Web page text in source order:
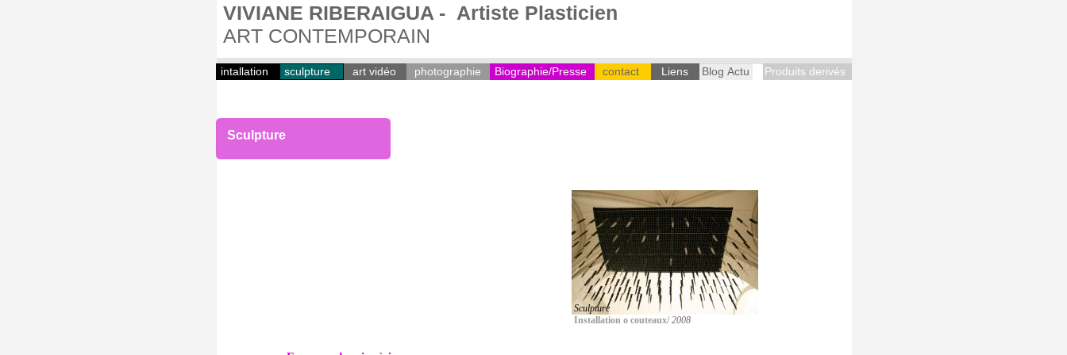
Sculpture
Installation o couteaux/ 2008
Sculpture
Liens
contact
Biographie/Presse
art vidéo
intallation Produits derivés
photographie
sculpture Blog Actu
VIVIANE RIBERAIGUA - Artiste Plasticien
ART CONTEMPORAIN